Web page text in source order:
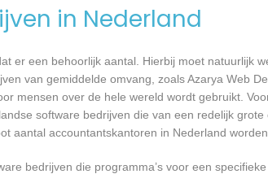
in Nederland
er een behoorlijk aantal. Hierbij moet natuurlijk
van gemiddelde omvang, zoals Azarya Web
mensen over de hele wereld wordt gebruikt.
software bedrijven die van een redelijk
aantal accountantskantoren in Nederland
bedrijven die programma’s voor een